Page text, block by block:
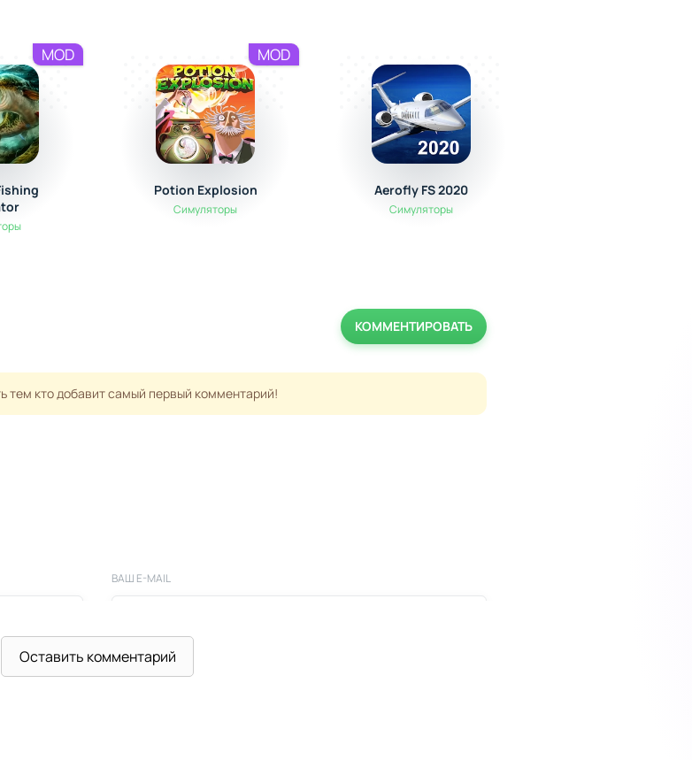
MOD
Potion Explosion
Симуляторы
MOD
Aerofly FS 2020
Симуляторы
КОММЕНТИРОВАТЬ
тем кто добавит самый первый комментарий!
ВАШ E-MAIL
Оставить комментарий